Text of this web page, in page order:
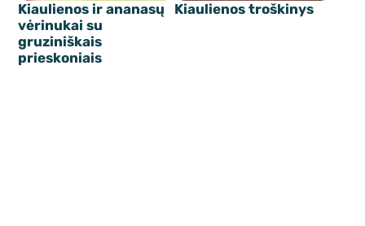
Kiaulienos ir ananasų
vėrinukai su
gruziniškais
prieskoniais
Kiaulienos troškinys